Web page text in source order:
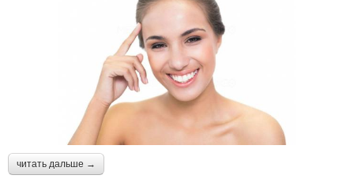
читать дальше →